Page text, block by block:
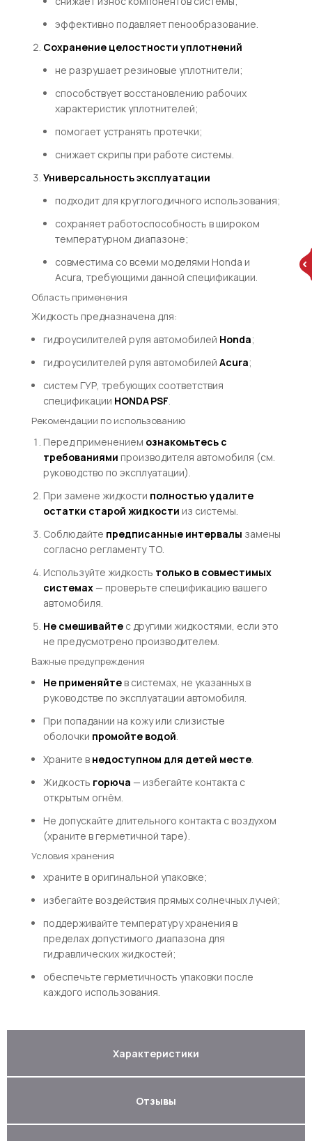
эффективно подавляет пенообразование.
Сохранение целостности уплотнений
не разрушает резиновые уплотнители;
способствует восстановлению рабочих
характеристик уплотнителей;
помогает устранять протечки;
снижает скрипы при работе системы.
Универсальность эксплуатации
подходит для круглогодичного использования;
сохраняет работоспособность в широком
температурном диапазоне;
совместима со всеми моделями Honda и
Acura, требующими данной спецификации.
Область применения
Жидкость предназначена для:
гидроусилителей руля автомобилей Honda;
гидроусилителей руля автомобилей Acura;
систем ГУР, требующих соответствия
спецификации HONDA PSF.
Рекомендации по использованию
Перед применением ознакомьтесь с
требованиями производителя автомобиля (см.
руководство по эксплуатации).
При замене жидкости полностью удалите
остатки старой жидкости из системы.
Соблюдайте предписанные интервалы замены
согласно регламенту ТО.
Используйте жидкость только в совместимых
системах— проверьте спецификацию вашего
автомобиля.
Не смешивайтес другими жидкостями, если это
не предусмотрено производителем.
Важные предупреждения
Не применяйтев системах, не указанных в
руководстве по эксплуатации автомобиля.
При попадании на кожу или слизистые
оболочки промойте водой.
Храните в недоступном для детей месте.
Жидкость горюча — избегайте контакта с
открытым огнём.
Не допускайте длительного контакта с воздухом
(храните в герметичной таре).
Условия хранения
храните в оригинальной упаковке;
избегайте воздействия прямых солнечных лучей;
поддерживайте температуру хранения в
пределах допустимого диапазона для
гидравлических жидкостей;
обеспечьте герметичность упаковки после
каждого использования.
Характеристики
Отзывы